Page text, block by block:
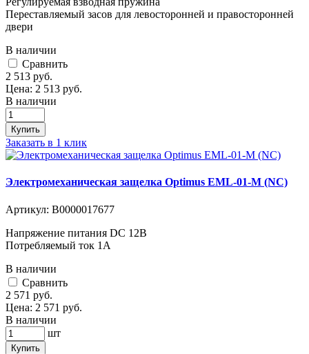
Переставляемый засов для левосторонней и правосторонней
двери
В наличии
Cравнить
2 513 руб.
Цена: 2 513 руб.
В наличии
Купить
Заказать в 1 клик
Электромеханическая защелка Optimus EML-01-M (NC)
Артикул: В0000017677
Напряжение питания DC 12В
Потребляемый ток 1A
В наличии
Cравнить
2 571 руб.
Цена: 2 571 руб.
В наличии
шт
Купить